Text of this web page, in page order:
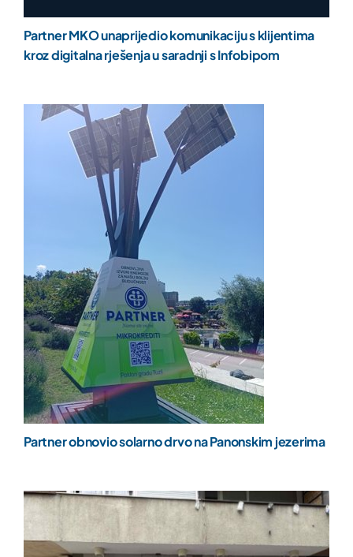
Partner MKO unaprijedio komunikaciju s klijentima
kroz digitalna rješenja u saradnji s Infobipom
Partner obnovio solarno drvo na Panonskim jezerima